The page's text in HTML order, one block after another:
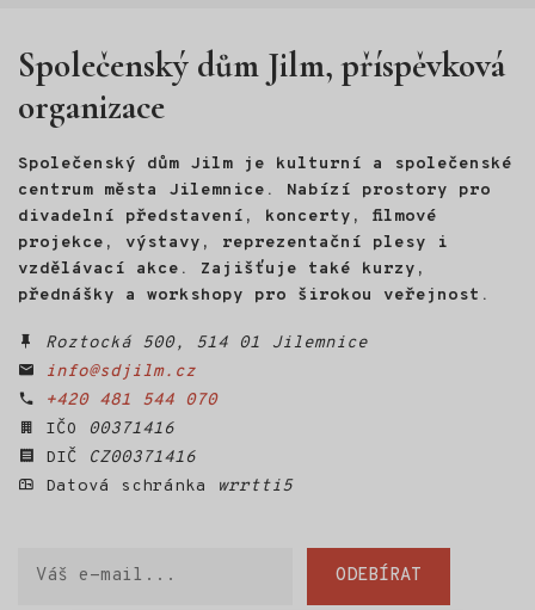
Společenský dům Jilm, příspěvková
organizace
Společenský dům Jilm je kulturní a společenské
centrum města Jilemnice. Nabízí prostory pro
divadelní představení, koncerty, filmové
projekce, výstavy, reprezentační plesy i
vzdělávací akce. Zajišťuje také kurzy,
přednášky a workshopy pro širokou veřejnost.
Roztocká 500, 514 01 Jilemnice
info@sdjilm.cz
+420 481 544 070
IČO
00371416
DIČ
CZ00371416
Datová schránka
wrrtti5
ODEBÍRAT